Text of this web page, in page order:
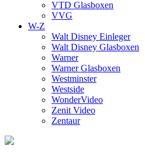
VTD Glasboxen
VVG
W-Z
Walt Disney Einleger
Walt Disney Glasboxen
Warner
Warner Glasboxen
Westminster
Westside
WonderVideo
Zenit Video
Zentaur